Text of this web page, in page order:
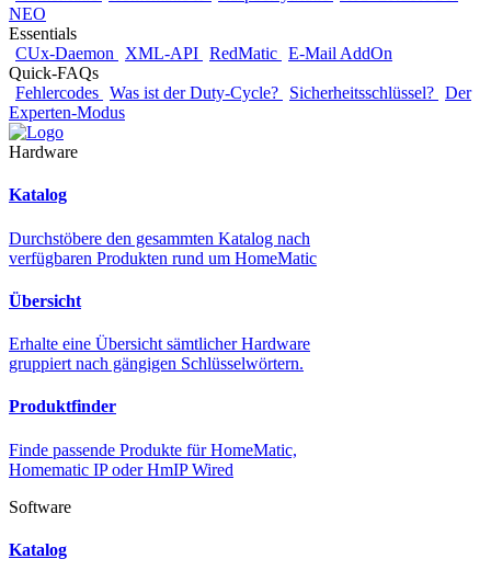
NEO
Essentials
CUx-Daemon
XML-API RedMatic E-Mail AddOn
Quick-FAQs
Fehlercodes Was ist der Duty-Cycle? Sicherheitsschlüssel? Der
Experten-Modus
Hardware
Katalog
Durchstöbere den gesammten Katalog nach
verfügbaren Produkten rund um HomeMatic
Übersicht
Erhalte eine Übersicht sämtlicher Hardware
gruppiert nach gängigen Schlüsselwörtern.
Produktfinder
Finde passende Produkte für HomeMatic,
Homematic IP oder HmIP Wired
Software
Katalog